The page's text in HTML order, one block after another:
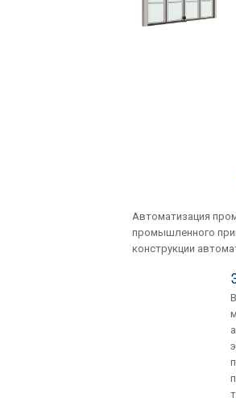
Автоматизация
промышленного
конструкции